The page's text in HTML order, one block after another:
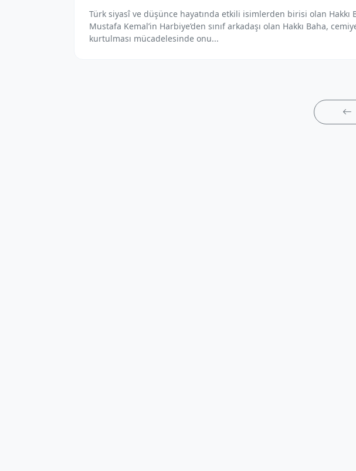
Türk siyasî ve düşünce hayatında etkili isimlerden birisi olan Hakkı
Mustafa Kemal’in Harbiye’den sınıf arkadaşı olan Hakkı Baha,
kurtulması mücadelesinde onu...